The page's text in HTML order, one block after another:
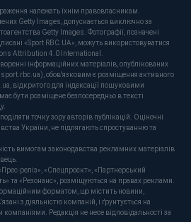
належать їхнім правовласникам.
Getty Images, допускається виключно за
Getty Images. Фотографії, позначені
«Sport RBC.UA», можуть використовуватися
Attribution 4.0 International.
інформаційних матеріалів, опублікованих
обов'язковим є розміщення активного
відкритого для індексації пошуковими
бути розміщене безпосередньо в тексті
точку зору авторів публікацій. Оціночні
України, не підлягають спростуванню та
вимогам законодавства рекламних матеріалів
реліз», «Спецпроєкт», «Партнерський
та «Резонанс», розміщуються на правах реклами.
форматом, що містить новини,
з діяльністю компаній, і ґрунтується на
компаніями. Редакція не несе відповідальності за